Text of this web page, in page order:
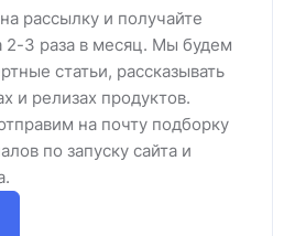
рассылку и получайте
2-3 раза в месяц. Мы будем
статьи, рассказывать
и релизах продуктов.
на почту подборку
по запуску сайта и